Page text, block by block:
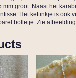
mm groot. Naast het
Het kettinkje is ook
bolletje. Zie